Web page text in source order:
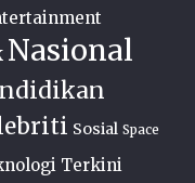
Nasional
Sosial Space
Terkini